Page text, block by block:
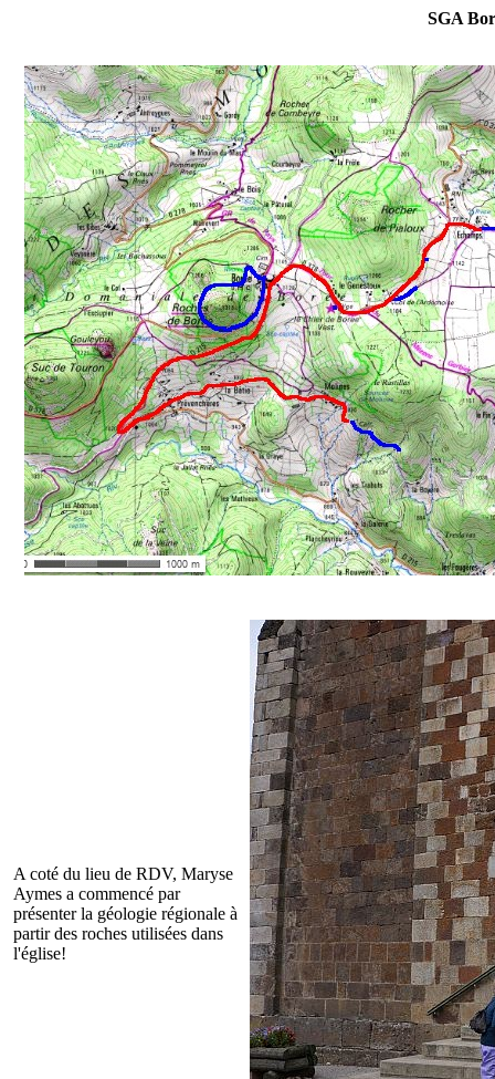
SGA
A coté du lieu de RDV, Maryse
Aymes a commencé par
présenter la géologie régionale à
partir des roches utilisées dans
l'église!